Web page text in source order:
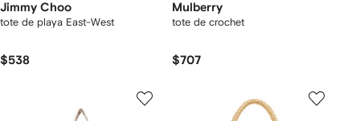
Jimmy Choo
tote de playa East-West
$538
Mulberry
tote de crochet
$707